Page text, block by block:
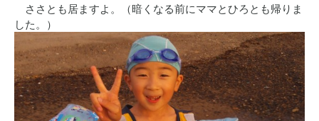
ささとも居ますよ。（暗くなる前にママとひろとも帰りま
した。）